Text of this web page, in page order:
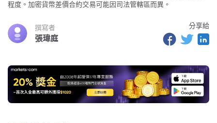
程度。加密貨幣差價合約交易可能因司法管轄區而異。
撰寫者
張瑋庭
分享給